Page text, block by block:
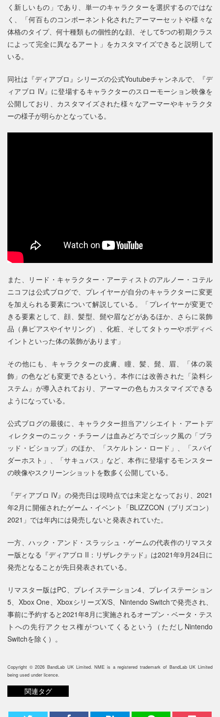
く新しいもの」であり、単一のキャラクターを選択するのではな
く、「何百ものコンポーネント化されたアーマーセットや様々な
体格のタイプ、何十種類もの個性的な顔、そして5つの初期クラス
によって完全に異なるアート」をカスタマイズできると説明して
いる。
同社は『ディアブロ』シリーズの公式Youtubeチャンネルで、『デ
ィアブロ IV』に登場するキャラクターのスローモーション映像を
公開しており、カスタマイズされた様々なアーマーやキャラクタ
ーの様子が明らかとなっている。
また、リード・キャラクター・アーティストのアルノー・コテル
ニコフは公式ブログで、プレイヤーが自分のキャラクターに変更
を加えられる要素について解説している。「プレイヤーが変更で
きる要素として、顔、髪型、髭や眉などがあるほか、さらに装飾
品（鼻ピアスやイヤリング）、化粧、そしてタトゥーやボディペ
イントといった体の装飾があります」
その他にも、キャラクターの皮膚、瞳、髪、髭、眉、「体の装
飾」の色なども変更できるという。本作には改善された「染料シ
ステム」が導入されており、アーマーの色もカスタマイズできる
ようになっている。
公式ブログの最後に、キャラクター担当アソシエイト・アートデ
ィレクターのニック・チラーノは血みどろでゴシック風の「ブラ
ッド・ビショップ」のほか、「スケルトン・ロード」、「スパイ
ダーホスト」、「サキュバス」など、本作に登場するモンスター
の映像やスクリーンショットを数多く公開している。
『ディアブロ IV』の発売日は現時点では未定となっており、2021
年2月に開催されたゲーム・イベント「BLIZZCON（ブリズコン）
2021」では年内には発売しないと発表されていた。
一方、ハック・アンド・スラッシュ・ゲームの代表作のリマスタ
ー版となる『ディアブロ II：リザレクテッド』は2021年9月24日に
発売となることが先日発表されている。
リマスター版はPC、プレイステーション4、プレイステーション
5、Xbox One、XboxシリーズX/S、Nintendo Switchで発売され、
事前に予約すると2021年8月に実施されるオープン・ベータ・テス
トへの先行アクセス権がついてくるという（ただしNintendo
Switchを除く）。
Copyright © 2026 BandLab UK Limited. NME is a registered trademark of BandLab UK Limited
being used under licence.
関連タグ